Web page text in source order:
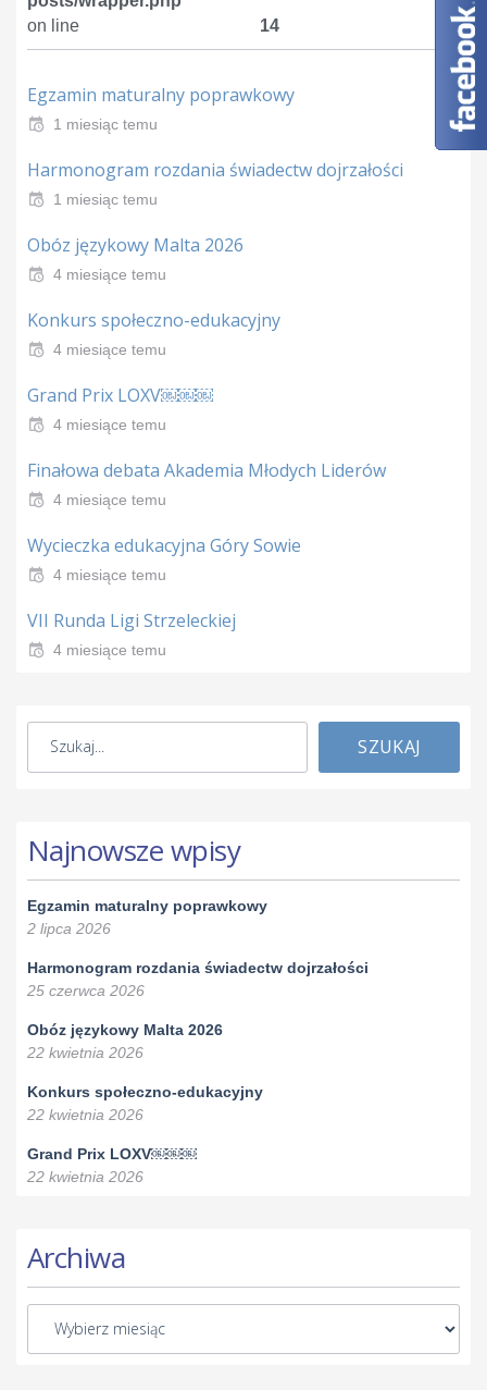
on line
14
Egzamin maturalny poprawkowy
1 miesiąc temu
Harmonogram rozdania świadectw dojrzałości
1 miesiąc temu
Obóz językowy Malta 2026
4 miesiące temu
Konkurs społeczno-edukacyjny
4 miesiące temu
Grand Prix LOXV￼￼￼
4 miesiące temu
Finałowa debata Akademia Młodych Liderów
4 miesiące temu
Wycieczka edukacyjna Góry Sowie
4 miesiące temu
VII Runda Ligi Strzeleckiej
4 miesiące temu
SZUKAJ
Najnowsze wpisy
Egzamin maturalny poprawkowy
2 lipca 2026
Harmonogram rozdania świadectw dojrzałości
25 czerwca 2026
Obóz językowy Malta 2026
22 kwietnia 2026
Konkurs społeczno-edukacyjny
22 kwietnia 2026
Grand Prix LOXV￼￼￼
22 kwietnia 2026
Archiwa